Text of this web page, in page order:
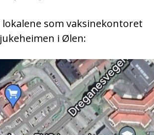
som vaksinekontoret
i Ølen: